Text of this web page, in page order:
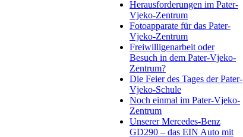
Herausforderungen im Pater-
Vjeko-Zentrum
Fotoapparate für das Pater-
Vjeko-Zentrum
Freiwilligenarbeit oder
Besuch in dem Pater-Vjeko-
Zentrum?
Die Feier des Tages der Pater-
Vjeko-Schule
Noch einmal im Pater-Vjeko-
Zentrum
Unserer Mercedes-Benz
GD290 – das EIN Auto mit